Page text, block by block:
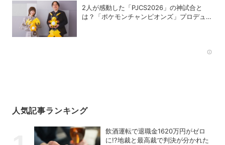
2人が感動した「PJCS2026」の神試合と
は？「ポケモンチャンピオンズ」プロデュー
人気記事ランキング
飲酒運転で退職金1620万円がゼロ
に!?地裁と最高裁で判決が分かれた